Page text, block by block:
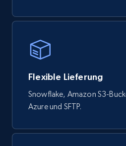
Flexible Lieferung
Snowflake, Amazon S3-
Azure und SFTP.